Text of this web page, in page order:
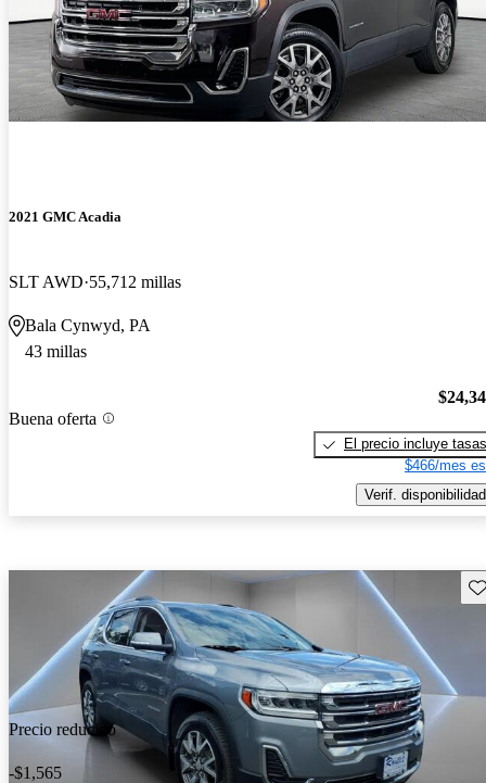
2021 GMC Acadia
SLT AWD 55,712 millas
Bala Cynwyd, PA
43 millas
Buena oferta
El precio incluye tasas
$466/mes
Verif. disponibilidad
Precio reducido
-$1,565